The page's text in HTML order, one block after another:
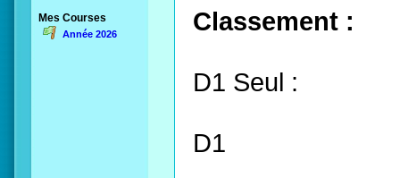
Mes Courses
Année 2026 Classement :
D1 Seul :
D1